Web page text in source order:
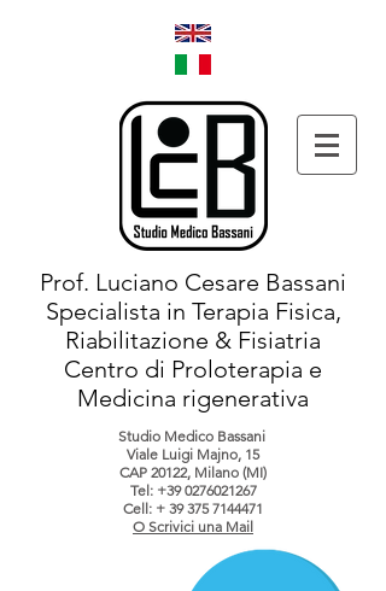
Prof. Luciano Cesare Bassani
Specialista in Terapia Fisica,
Riabilitazione & Fisiatria
Centro di Proloterapia e
Medicina rigenerativa
Studio Medico Bassani
Viale Luigi Majno, 15
CAP 20122, Milano (MI)
Tel: +39 0276021267
Cell: + 39 375 7144471
O Scrivici una Mail